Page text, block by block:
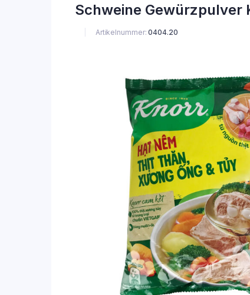
Schweine Gewürzpulver
Artikelnummer: 0404.20